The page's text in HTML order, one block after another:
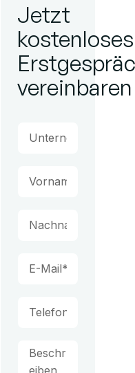
Jetzt
kostenloses
vereinbaren